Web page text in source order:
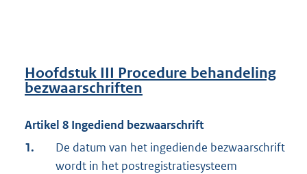
Hoofdstuk III Procedure behandeling
bezwaarschriften
Artikel 8 Ingediend bezwaarschrift
1.
De datum van het ingediende bezwaarschrift
wordt in het postregistratiesysteem